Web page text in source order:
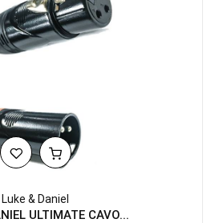
Luke & Daniel
ULTIMATE CAVO...